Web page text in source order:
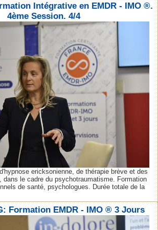
Intégrative en EMDR - IMO ®.
4ème Session. 4/4
ericksonienne, de thérapie brève et des
dans le cadre du psychotraumatisme. Formation
de santé, psychologues. Durée totale de la
Formation EMDR - IMO ® 3 Jours